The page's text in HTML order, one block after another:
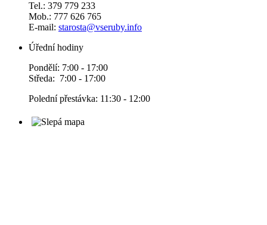
Tel.: 379 779 233
Mob.: 777 626 765
E-mail: starosta@vseruby.info
Úřední hodiny
Pondělí: 7:00 - 17:00
Středa: 7:00 - 17:00
Polední přestávka: 11:30 - 12:00